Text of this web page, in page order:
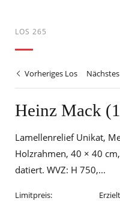
LOS 265
Vorheriges Los
Heinz Mack
Lamellenrelief Unikat,
Holzrahmen, 40 × 40
datiert. WVZ: H 750,...
Limitpreis: